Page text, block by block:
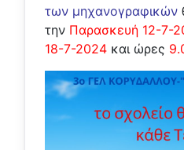
των μηχανογραφικών
την Παρασκευή 12-7-
18-7-2024 και ώρες